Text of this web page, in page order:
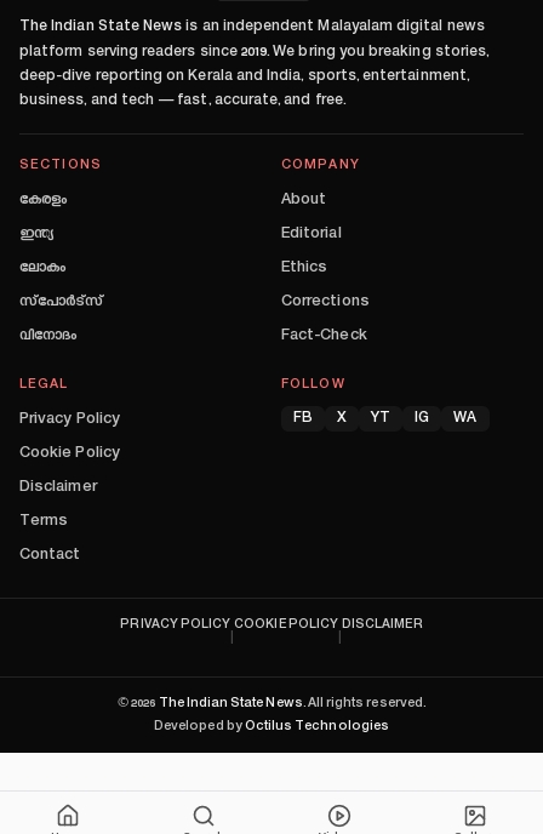
The Indian State News is an independent Malayalam digital news
platform serving readers since 2019. We bring you breaking stories,
deep-dive reporting on Kerala and India, sports, entertainment,
business, and tech — fast, accurate, and free.
SECTIONS
കേരളം
ഇന്ത്യ
ലോകം
സ്പോർട്സ്
വിനോദം
COMPANY
About
Editorial
Ethics
Corrections
Fact-Check
LEGAL
Privacy Policy
Cookie Policy
Disclaimer
Terms
Contact
FOLLOW
FB X YT IG WA
PRIVACY POLICY COOKIE POLICY DISCLAIMER
©2026 The Indian State News. All rights reserved.
Developed by Octilus Technologies